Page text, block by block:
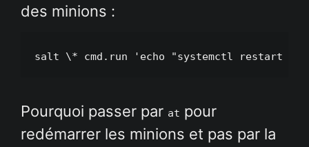
des minions :
salt \* cmd.run 'echo "systemctl restart
Pourquoi passer par at pour
redémarrer les minions et pas par la